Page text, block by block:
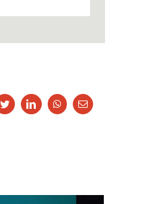
TwitterLinkedInWhatsappEmail